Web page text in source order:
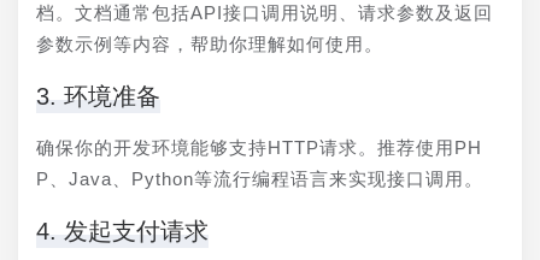
档。文档通常包括API接口调用说明、请求参数及返回
参数示例等内容，帮助你理解如何使用。
3. 环境准备
确保你的开发环境能够支持HTTP请求。推荐使用PH
P、Java、Python等流行编程语言来实现接口调用。
4. 发起支付请求